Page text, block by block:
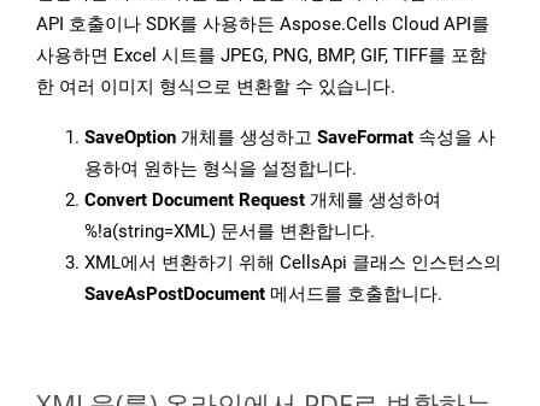
API 호출이나 SDK를 사용하든 Aspose.Cells Cloud API를
사용하면 Excel 시트를 JPEG, PNG, BMP, GIF, TIFF를 포함
한 여러 이미지 형식으로 변환할 수 있습니다.
SaveOption 개체를 생성하고 SaveFormat 속성을 사
용하여 원하는 형식을 설정합니다.
Convert Document Request 개체를 생성하여
%!a(string=XML) 문서를 변환합니다.
XML에서 변환하기 위해 CellsApi 클래스 인스턴스의
SaveAsPostDocument 메서드를 호출합니다.